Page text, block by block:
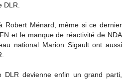
DLR.
Robert Ménard, même si ce dernier
et le manque de réactivité de NDA
national Marion Sigault ont aussi
DLR devienne enfin un grand parti,